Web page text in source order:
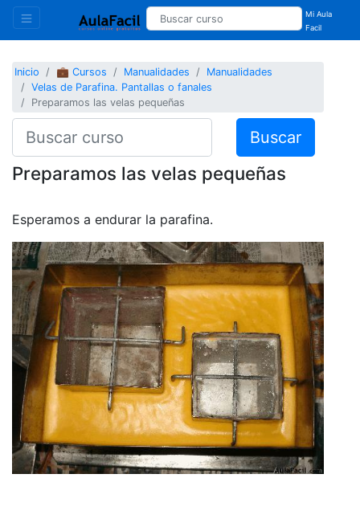
Mi Aula
Facil
Inicio 💼 Cursos Manualidades
Manualidades
Velas de Parafina. Pantallas o fanales
Preparamos las velas pequeñas
Buscar
Preparamos las velas pequeñas
Esperamos a endurar la parafina.